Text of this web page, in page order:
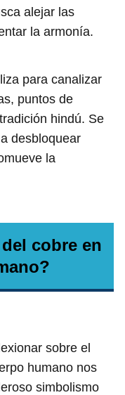
alejar las
la armonía.
para canalizar
puntos de
hindú. Se
desbloquear
la
cobre en
sobre el
humano nos
simbolismo